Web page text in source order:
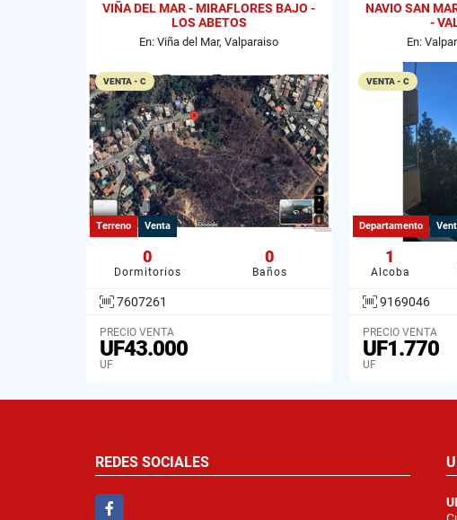
VIÑA DEL MAR - MIRAFLORES BAJO -
LOS ABETOS
En: Viña del Mar, Valparaiso
VENTA - C
Terreno Venta
0
Dormitorios
0
Baños
7607261
PRECIO VENTA
UF43.000
UF
NAVIO SAN
-
En:
VENTA - C
Departamento
1
Alcoba
9169046
PRECIO VENTA
UF1.770
UF
REDES SOCIALES
Facebook